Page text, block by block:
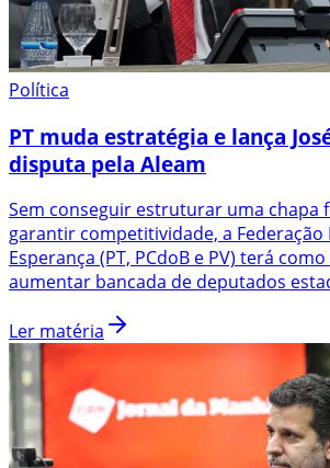
Política
PT muda estratégia e lança
disputa pela Aleam
Sem conseguir estruturar uma chapa
garantir competitividade, a Federação
Esperança (PT, PCdoB e PV) terá
aumentar bancada de deputados
Ler matéria